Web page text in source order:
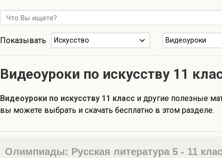
Показывать Искуcство Видеоуроки
Видеоуроки по искуcству 11
Видеоуроки по искуcству 11 класс и другие полезные
вы можете выбрать и скачать бесплатно в этом разделе.
Олимпиады: Русская литература 5 - 11